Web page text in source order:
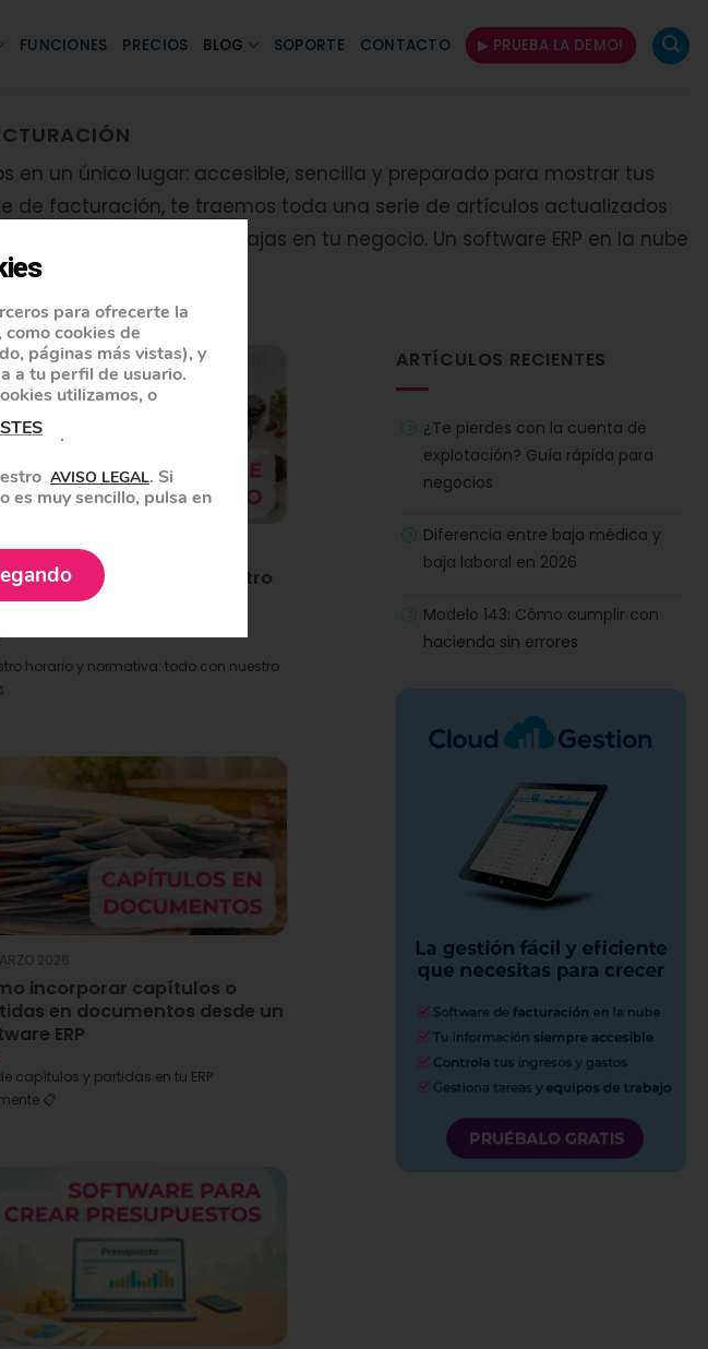
FUNCIONES PRECIOS BLOG SOPORTE CONTACTO ▶ PRUEBA LA DEMO!
un único lugar: accesible, sencilla y preparado para mostrar tus
de facturación, te traemos toda una serie de artículos actualizados
aplicar estas ventajas en tu negocio. Un software ERP en la nube
usar.
2026
la normativa de Registro
con Cloud Gestion
horario y normativa: todo con nuestro
2026
incorporar capítulos o
en documentos desde un
ERP
capítulos y partidas en tu ERP
📋
ARTÍCULOS RECIENTES
¿Te pierdes con la cuenta de
explotación? Guía rápida para
negocios
Diferencia entre baja médica y
baja laboral en 2026
Modelo 143: Cómo cumplir con
hacienda sin errores
para ofrecerte la
cookies de
páginas más vistas), y
a tu perfil de usuario.
utilizamos, o
.
AVISO LEGAL. Si
es muy sencillo, pulsa en